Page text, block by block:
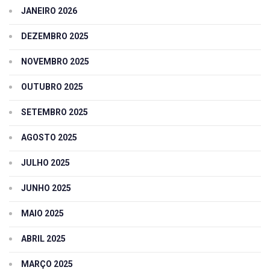
JANEIRO 2026
DEZEMBRO 2025
NOVEMBRO 2025
OUTUBRO 2025
SETEMBRO 2025
AGOSTO 2025
JULHO 2025
JUNHO 2025
MAIO 2025
ABRIL 2025
MARÇO 2025